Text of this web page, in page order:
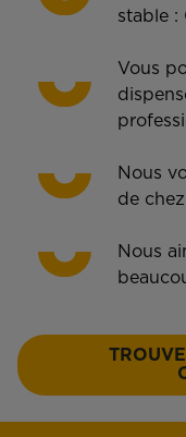
stable :
Vous
Nous
de
Nous